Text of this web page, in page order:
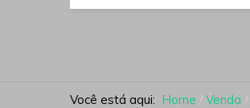
Você está aqui: Home Venda